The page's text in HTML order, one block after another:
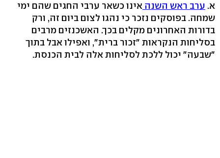
א. ערב ראש השנה אינו כשאר ערבי החגים שהם ימי
שמחה. בפוסקים נזכר כי נהגו לצום ביום זה, ורק
בדורות האחרונים מקלים בכך. האשכנזים מרבים
בסליחות הנקראות "זכור ברית", ואפילו אבל בתוך
"שבעה" יכול ללכת לסליחות אלה לבית הכנסת.